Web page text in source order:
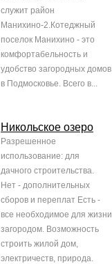
служит район
Манихино-2.Котеджный
поселок Манихино - это
комфортабельность и
удобство загородных домов
в Подмосковье. Всего в...
Никольское озеро
Разрешенное
использование: для
дачного строительства.
Нет - дополнительных
сборов и переплат Есть -
все необходимое для жизни
загородом. Возможность
строить жилой дом,
электричеств, природа.